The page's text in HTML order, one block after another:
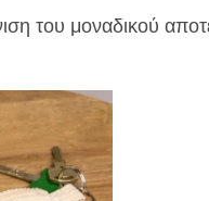
του μοναδικού